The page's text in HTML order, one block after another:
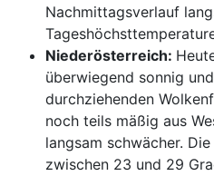
Nachmittagsverlauf
Niederösterreich:
überwiegend sonnig
durchziehenden
noch teils mäßig aus
langsam schwächer.
zwischen 23 und 29